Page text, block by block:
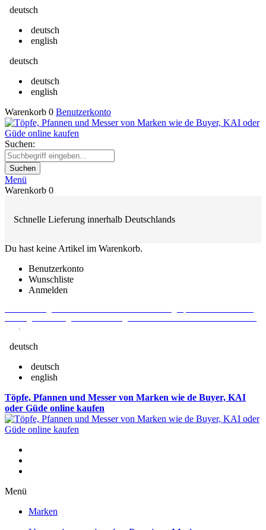
deutsch
deutsch
english
deutsch
deutsch
english
Warenkorb 0 Benutzerkonto
Suchen:
Suchen
Menü
Warenkorb 0
Schnelle Lieferung innerhalb Deutschlands
Du hast keine Artikel im Warenkorb.
Benutzerkonto
Wunschliste
Anmelden
.
deutsch
deutsch
english
Töpfe, Pfannen und Messer von Marken wie de Buyer, KAI
oder Güde online kaufen
Menü
Marken